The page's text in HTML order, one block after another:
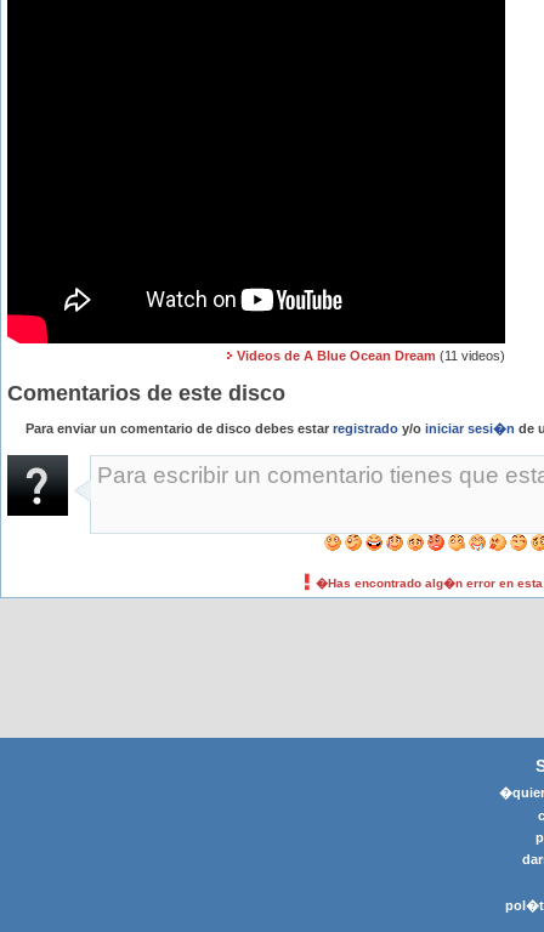
Videos de A Blue Ocean Dream (11 videos)
Comentarios de este disco
Para enviar un comentario de disco debes estar registrado y/o iniciar sesi�n de
�Has encontrado alg�n error en